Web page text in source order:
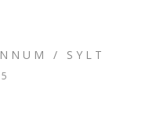
/ SYLT